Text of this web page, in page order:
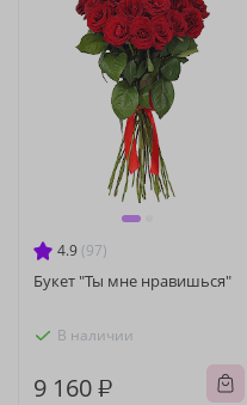
4.9 (97)
Букет "Ты мне нравишься"
В наличии
9 160 ₽